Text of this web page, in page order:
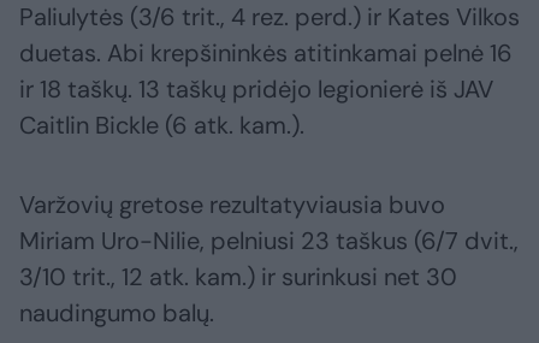
Paliulytės (3/6 trit., 4 rez. perd.) ir Kates Vilkos
duetas. Abi krepšininkės atitinkamai pelnė 16
ir 18 taškų. 13 taškų pridėjo legionierė iš JAV
Caitlin Bickle (6 atk. kam.).
Varžovių gretose rezultatyviausia buvo
Miriam Uro-Nilie, pelniusi 23 taškus (6/7 dvit.,
3/10 trit., 12 atk. kam.) ir surinkusi net 30
naudingumo balų.